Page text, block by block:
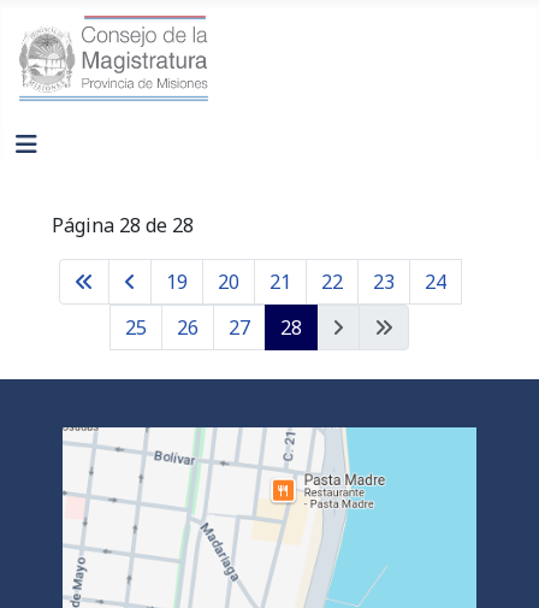
Página 28 de 28
19 20 21 22 23
24
25
26 27 28